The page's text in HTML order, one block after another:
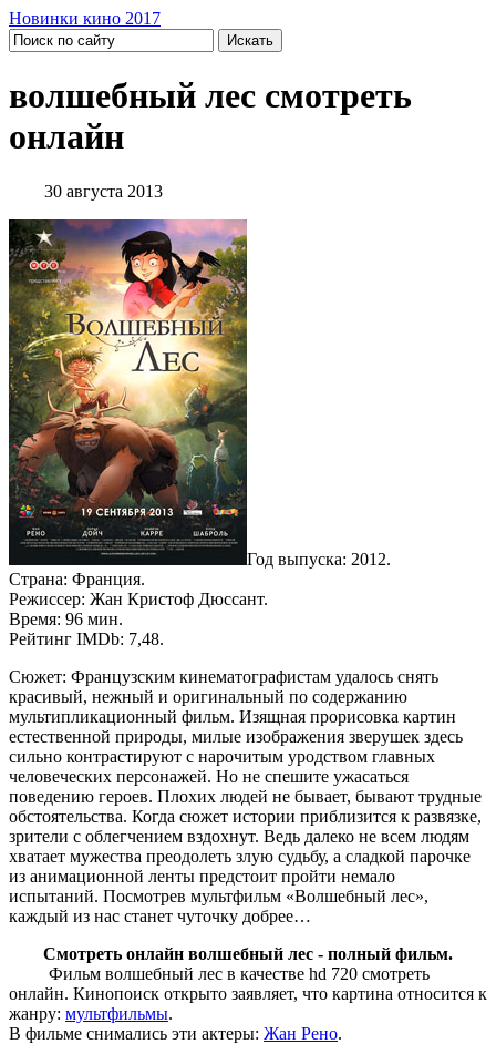
Новинки кино 2017
волшебный лес смотреть
онлайн
30 августа 2013
Год выпуска: 2012.
Страна: Франция.
Режиссер: Жан Кристоф Дюссант.
Время: 96 мин.
Рейтинг IMDb: 7,48.
Сюжет: Французским кинематографистам удалось снять
красивый, нежный и оригинальный по содержанию
мультипликационный фильм. Изящная прорисовка картин
естественной природы, милые изображения зверушек здесь
сильно контрастируют с нарочитым уродством главных
человеческих персонажей. Но не спешите ужасаться
поведению героев. Плохих людей не бывает, бывают трудные
обстоятельства. Когда сюжет истории приблизится к развязке,
зрители с облегчением вздохнут. Ведь далеко не всем людям
хватает мужества преодолеть злую судьбу, а сладкой парочке
из анимационной ленты предстоит пройти немало
испытаний. Посмотрев мультфильм «Волшебный лес»,
каждый из нас станет чуточку добрее…
Смотреть онлайн волшебный лес - полный фильм.
Фильм волшебный лес в качестве hd 720 смотреть
онлайн. Кинопоиск открыто заявляет, что картина относится к
жанру: мультфильмы.
В фильме снимались эти актеры: Жан Рено.